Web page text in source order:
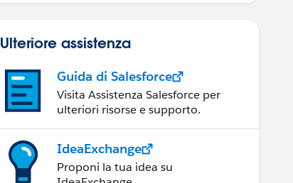
Ulteriore assistenza
Guida di Salesforce
Visita Assistenza Salesforce per
ulteriori risorse e supporto.
IdeaExchange
Proponi la tua idea su